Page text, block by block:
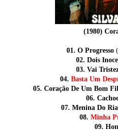
(1980)
01. O Progresso
02. Dois
03. Vai
04. Basta Um
05. Coração De Um Bom
06.
07. Menina Do
08. Minha
09.